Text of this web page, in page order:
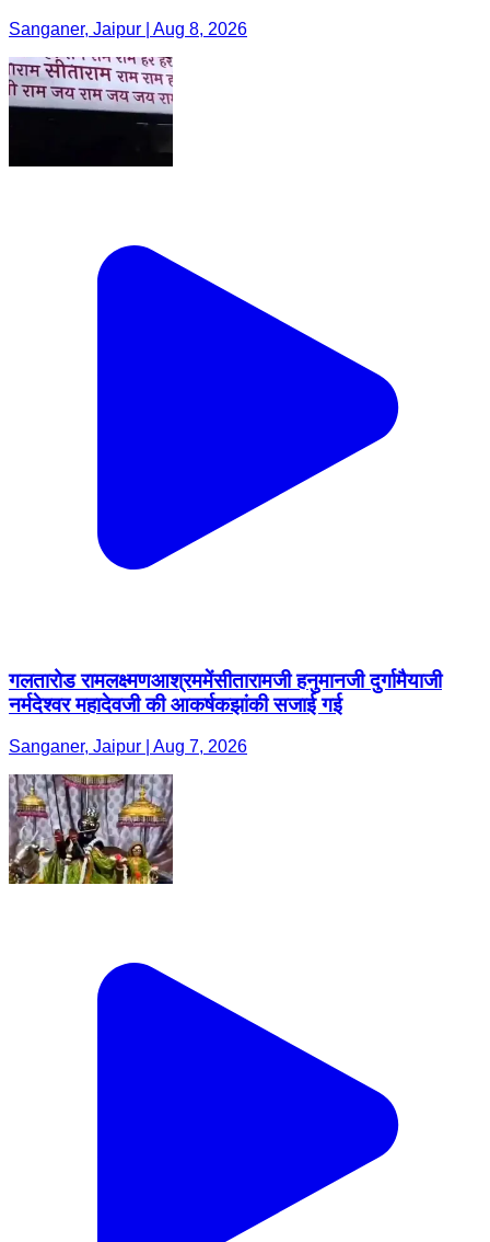
Sanganer, Jaipur | Aug 8, 2026
गलतारोड रामलक्ष्मणआश्रममेंसीतारामजी हनुमानजी दुर्गामैयाजी
नर्मदेश्वर महादेवजी की आकर्षकझांकी सजाई गई
Sanganer, Jaipur | Aug 7, 2026